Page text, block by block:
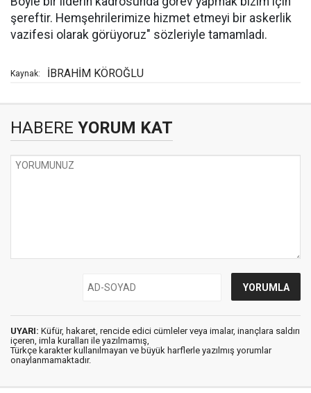
şereftir. Hemşehrilerimize hizmet etmeyi bir askerlik
vazifesi olarak görüyoruz" sözleriyle tamamladı.
Kaynak: İBRAHİM KÖROĞLU
HABERE YORUM KAT
UYARI: Küfür, hakaret, rencide edici cümleler veya imalar, inançlara saldırı
içeren, imla kuralları ile yazılmamış,
Türkçe karakter kullanılmayan ve büyük harflerle yazılmış yorumlar
onaylanmamaktadır.